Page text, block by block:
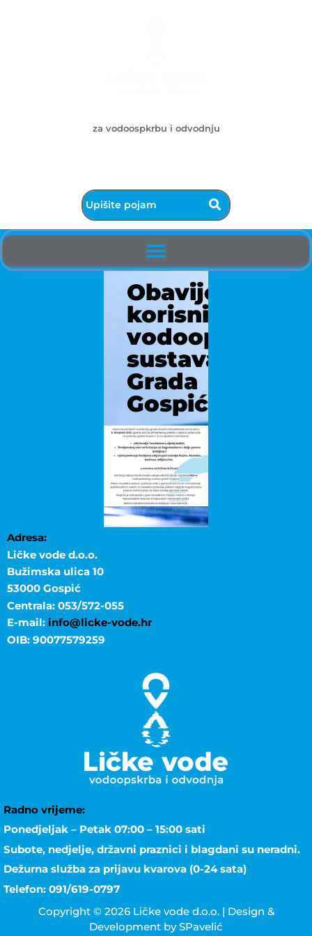
za vodoospkrbu i odvodnju
Obavijest
korisnicima
sustava
Grada
Gospića
Adresa:
Ličke vode d.o.o.
Bužimska ulica 10
53000 Gospić
Centrala: 053/572-055
E-mail: info@licke-vode.hr
OIB: 90077579259
Radno vrijeme:
Ponedjeljak – Petak 07:00 – 15:00 sati
Subote, nedjelje, državni praznici i blagdani su neradni.
Dežurna služba za prijavu kvarova (0-24 sata)
Telefon: 091/619-0797
Copyright © 2026 Ličke vode d.o.o. | Design &
Development by SPavelić